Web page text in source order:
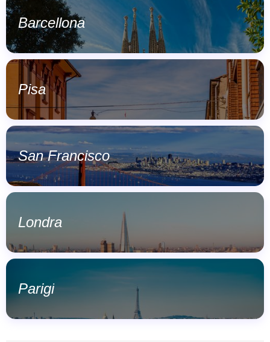
Barcellona
Pisa
San Francisco
Londra
Parigi